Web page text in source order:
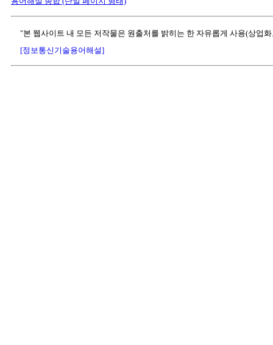
"본 웹사이트 내 모든 저작물은 원출처를 밝히는 한 자유롭게 사용(상업
[정보통신기술용어해설]